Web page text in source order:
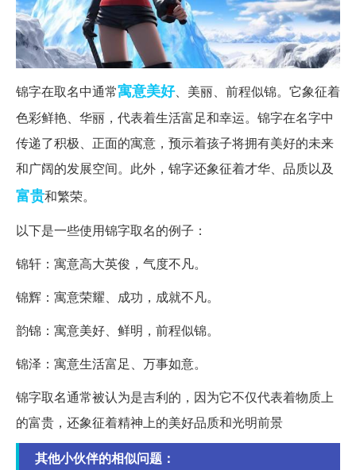
锦字在取名中通常寓意美好、美丽、前程似锦。它象征着
色彩鲜艳、华丽，代表着生活富足和幸运。锦字在名字中
传递了积极、正面的寓意，预示着孩子将拥有美好的未来
和广阔的发展空间。此外，锦字还象征着才华、品质以及
富贵和繁荣。
以下是一些使用锦字取名的例子：
锦轩：寓意高大英俊，气度不凡。
锦辉：寓意荣耀、成功，成就不凡。
韵锦：寓意美好、鲜明，前程似锦。
锦泽：寓意生活富足、万事如意。
锦字取名通常被认为是吉利的，因为它不仅代表着物质上
的富贵，还象征着精神上的美好品质和光明前景
其他小伙伴的相似问题：